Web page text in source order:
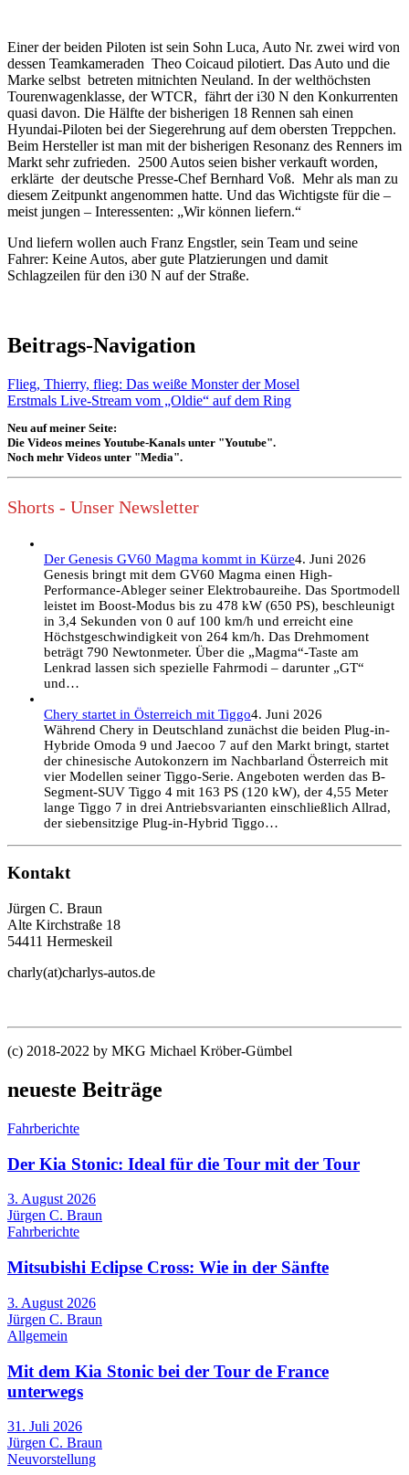
Einer der beiden Piloten ist sein Sohn Luca, Auto Nr. zwei wird von
dessen Teamkameraden Theo Coicaud pilotiert. Das Auto und die
Marke selbst betreten mitnichten Neuland. In der welthöchsten
Tourenwagenklasse, der WTCR, fährt der i30 N den Konkurrenten
quasi davon. Die Hälfte der bisherigen 18 Rennen sah einen
Hyundai-Piloten bei der Siegerehrung auf dem obersten Treppchen.
Beim Hersteller ist man mit der bisherigen Resonanz des Renners im
Markt sehr zufrieden. 2500 Autos seien bisher verkauft worden,
erklärte der deutsche Presse-Chef Bernhard Voß. Mehr als man zu
diesem Zeitpunkt angenommen hatte. Und das Wichtigste für die –
meist jungen – Interessenten: „Wir können liefern.“
Und liefern wollen auch Franz Engstler, sein Team und seine
Fahrer: Keine Autos, aber gute Platzierungen und damit
Schlagzeilen für den i30 N auf der Straße.
Beitrags-Navigation
Flieg, Thierry, flieg: Das weiße Monster der Mosel
Erstmals Live-Stream vom „Oldie“ auf dem Ring
Neu auf meiner Seite:
Die Videos meines Youtube-Kanals unter "Youtube".
Noch mehr Videos unter "Media".
Shorts - Unser Newsletter
Der Genesis GV60 Magma kommt in Kürze4. Juni 2026
Genesis bringt mit dem GV60 Magma einen High-
Performance-Ableger seiner Elektrobaureihe. Das Sportmodell
leistet im Boost-Modus bis zu 478 kW (650 PS), beschleunigt
in 3,4 Sekunden von 0 auf 100 km/h und erreicht eine
Höchstgeschwindigkeit von 264 km/h. Das Drehmoment
beträgt 790 Newtonmeter. Über die „Magma“-Taste am
Lenkrad lassen sich spezielle Fahrmodi – darunter „GT“
und…
Chery startet in Österreich mit Tiggo4. Juni 2026
Während Chery in Deutschland zunächst die beiden Plug-in-
Hybride Omoda 9 und Jaecoo 7 auf den Markt bringt, startet
der chinesische Autokonzern im Nachbarland Österreich mit
vier Modellen seiner Tiggo-Serie. Angeboten werden das B-
Segment-SUV Tiggo 4 mit 163 PS (120 kW), der 4,55 Meter
lange Tiggo 7 in drei Antriebsvarianten einschließlich Allrad,
der siebensitzige Plug-in-Hybrid Tiggo…
Kontakt
Jürgen C. Braun
Alte Kirchstraße 18
54411 Hermeskeil
charly(at)charlys-autos.de
(c) 2018-2022 by MKG Michael Kröber-Gümbel
neueste Beiträge
Fahrberichte
Der Kia Stonic: Ideal für die Tour mit der Tour
3. August 2026
Jürgen C. Braun
Fahrberichte
Mitsubishi Eclipse Cross: Wie in der Sänfte
3. August 2026
Jürgen C. Braun
Allgemein
Mit dem Kia Stonic bei der Tour de France
unterwegs
31. Juli 2026
Jürgen C. Braun
Neuvorstellung